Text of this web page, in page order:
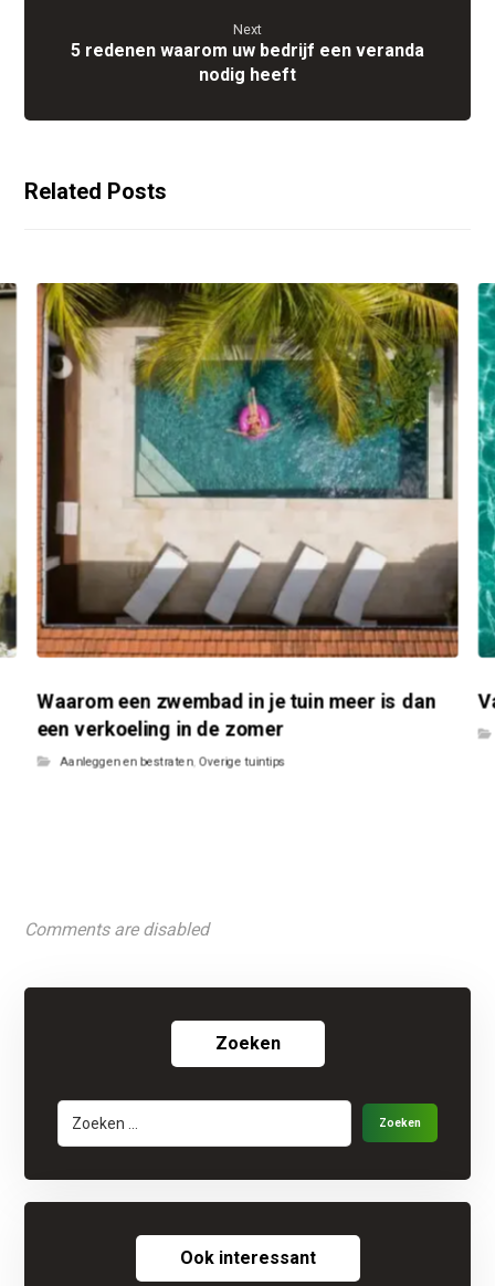
Next
5 redenen waarom uw bedrijf een veranda
nodig heeft
Related Posts
Waarom een zwembad in je tuin meer is dan
een verkoeling in de zomer
Aanleggen en bestraten,Overige tuintips
Comments are disabled
Zoeken
Ook interessant